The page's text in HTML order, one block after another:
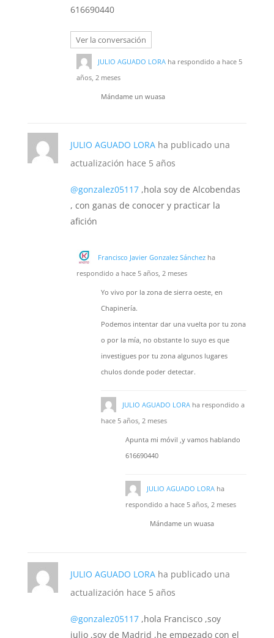
616690440
Ver la conversación
JULIO AGUADO LORAha respondido a hace 5
años, 2 meses
Mándame un wuasa
JULIO AGUADO LORAha publicado una
actualización hace 5 años
@gonzalez05117,hola soy de Alcobendas
, con ganas de conocer y practicar la
afición
Francisco Javier Gonzalez Sánchezha
respondido a hace 5 años, 2 meses
Yo vivo por la zona de sierra oeste, en
Chapinería.
Podemos intentar dar una vuelta por tu zona
o por la mía, no obstante lo suyo es que
investigues por tu zona algunos lugares
chulos donde poder detectar.
JULIO AGUADO LORAha respondido a
hace 5 años, 2 meses
Apunta mi móvil ,y vamos hablando
616690440
JULIO AGUADO LORAha
respondido a hace 5 años, 2 meses
Mándame un wuasa
JULIO AGUADO LORAha publicado una
actualización hace 5 años
@gonzalez05117,hola Francisco ,soy
julio ,soy de Madrid ,he empezado con el